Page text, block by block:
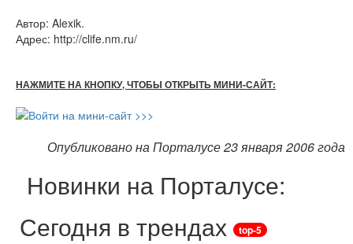
Автор: Alexik.
Адрес: http://clife.nm.ru/
НАЖМИТЕ НА КНОПКУ, ЧТОБЫ ОТКРЫТЬ МИНИ-САЙТ:
Опубликовано на Порталусе 23 января 2006 года
Новинки на Порталусе:
Сегодня в трендах
top-5